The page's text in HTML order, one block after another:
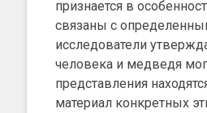
признается в
связаны с
исследователи
человека и медведя
представления
материал конкретных